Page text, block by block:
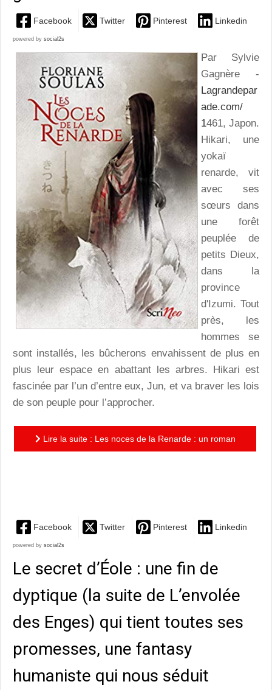
Facebook Twitter Pinterest Linkedin
powered by social2s
Par Sylvie
Gagnère -
Lagrandepar
ade.com/
1461, Japon.
Hikari, une
yokaï
renarde, vit
avec ses
sœurs dans
une forêt
peuplée de
petits Dieux,
dans la
province
d'Izumi. Tout
près, les
hommes se
sont installés, les bûcherons envahissent de plus en
plus leur espace en abattant les arbres. Hikari est
fascinée par l’un d’entre eux, Jun, et va braver les lois
de son peuple pour l’approcher.
Lire la suite : Les noces de la Renarde : un roman
Facebook Twitter Pinterest Linkedin
powered by social2s
Le secret d’Éole : une fin de
dyptique (la suite de L’envolée
des Enges) qui tient toutes ses
promesses, une fantasy
humaniste qui nous séduit